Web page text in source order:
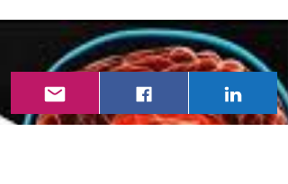
análisis reciente del Jackson Heart Study ha
proporcionado algunas respuestas. Szu-Han
Chen, estudiante de medicina de la
de Medicina de la Universidad Nacional
Ming Chiao Tung en Taipei, Taiwán, y